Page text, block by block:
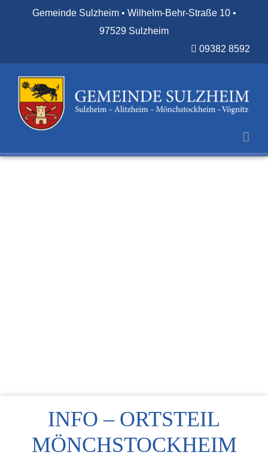
Gemeinde Sulzheim • Wilhelm-Behr-Straße 10 •
97529 Sulzheim
09382 8592
INFO – ORTSTEIL
MÖNCHSTOCKHEIM